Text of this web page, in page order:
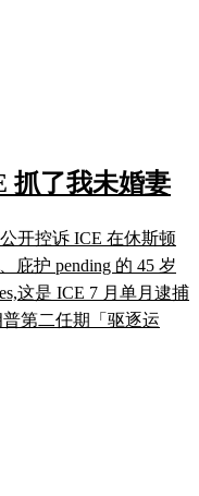
抓了我未婚妻
开控诉 ICE 在休斯顿
庇护 pending 的 45 岁
这是 ICE 7 月单月逮捕
第二任期「驱逐运